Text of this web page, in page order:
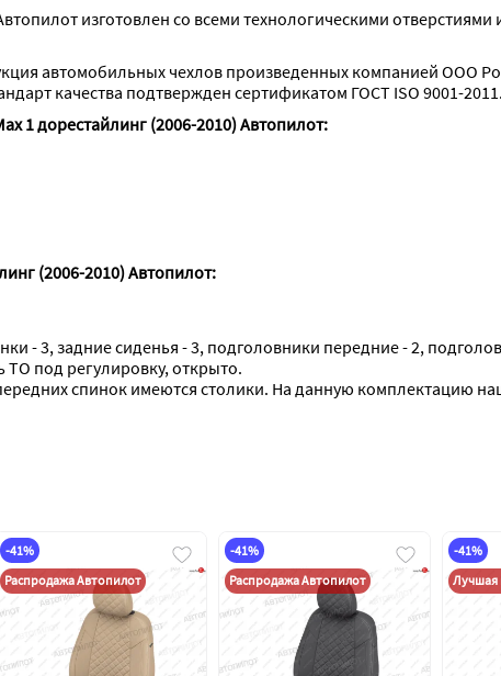
изготовлен со всеми технологическими
автомобильных чехлов произведенных компанией ООО
качества подтвержден сертификатом ГОСТ ISO 9001-2011.
1 дорестайлинг (2006-2010) Автопилот:
(2006-2010) Автопилот:
- 3, задние сиденья - 3, подголовники передние - 2,
ТО под регулировку, открыто.
спинок имеются столики. На данную комплектацию
-41%
Распродажа Автопилот
-41%
Распродажа Автопилот
-41%
Лучшая